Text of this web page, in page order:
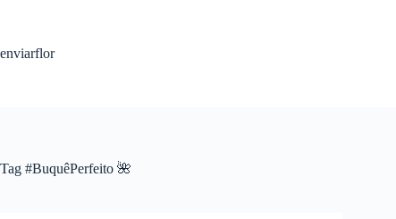
i
e
enviarflor
Tag #BuquêPerfeito 🌺